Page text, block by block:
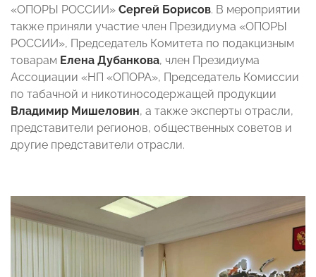
«ОПОРЫ РОССИИ» Сергей Борисов. В мероприятии
также приняли участие член Президиума «ОПОРЫ
РОССИИ», Председатель Комитета по подакцизным
товарам Елена Дубанкова, член Президиума
Ассоциации «НП «ОПОРА», Председатель Комиссии
по табачной и никотиносодержащей продукции
Владимир Мишеловин, а также эксперты отрасли,
представители регионов, общественных советов и
другие представители отрасли.